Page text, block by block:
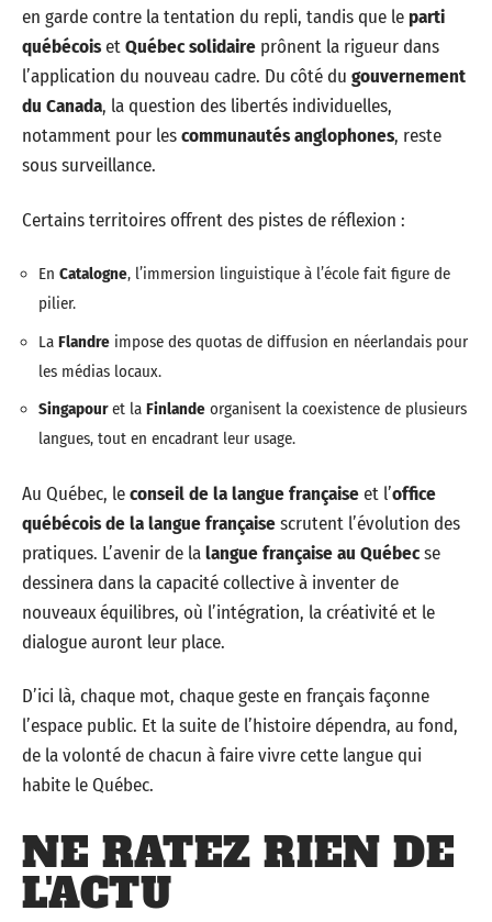
en garde contre la tentation du repli, tandis que leparti
québécoisetQuébec solidaire prônent la rigueur dans
l’application du nouveau cadre. Du côté du gouvernement
du Canada, la question des libertés individuelles,
notamment pour lescommunautés anglophones, reste
sous surveillance.
Certains territoires offrent des pistes de réflexion :
En Catalogne, l’immersion linguistique à l’école fait figure de
pilier.
La Flandre impose des quotas de diffusion en néerlandais pour
les médias locaux.
Singapouret la Finlande organisent la coexistence de plusieurs
langues, tout en encadrant leur usage.
Au Québec, leconseil de la langue françaiseet l’office
québécois de la langue françaisescrutent l’évolution des
pratiques. L’avenir de lalangue française au Québecse
dessinera dans la capacité collective à inventer de
nouveaux équilibres, où l’intégration, la créativité et le
dialogue auront leur place.
D’ici là, chaque mot, chaque geste en français façonne
l’espace public. Et la suite de l’histoire dépendra, au fond,
de la volonté de chacun à faire vivre cette langue qui
habite le Québec.
NE RATEZ RIEN DE
L'ACTU